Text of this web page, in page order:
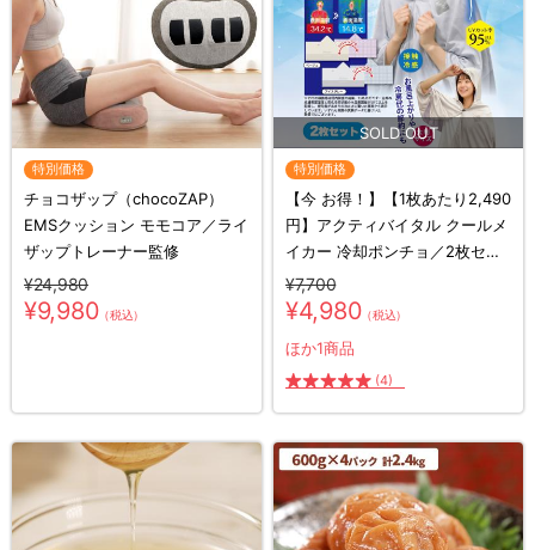
特別価格
チョコザップ（chocoZAP）
EMSクッション モモコア／ライ
ザップトレーナー監修
¥24,980
¥9,980（税込）
特別価格
【今 お得！】【1枚あたり2,490
円】アクティバイタル クールメ
イカー 冷却ポンチョ／2枚セッ
ト
¥7,700
¥4,980（税込）
ほか1商品
(4)